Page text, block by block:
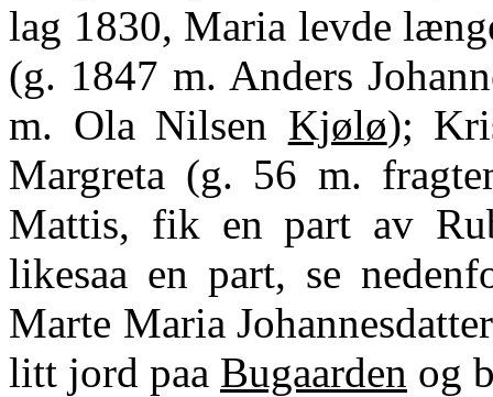
lag 1830, Maria levde
(g. 1847 m. Anders
m. Ola Nilsen Kjølø);
Margreta (g. 56 m.
Mattis, fik en part av
likesaa en part, se
Marte Maria
litt jord paa Bugaarden og